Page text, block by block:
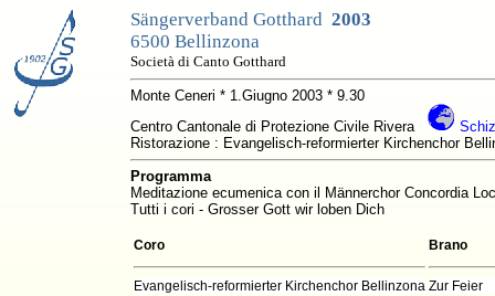
Sängerverband Gotthard 2003
6500 Bellinzona
Società di Canto Gotthard
Monte Ceneri * 1.Giugno 2003 * 9.30
Centro Cantonale di Protezione Civile Rivera
Ristorazione : Evangelisch-reformierter Kirchenchor
Programma
Meditazione ecumenica con il Männerchor Concordia
Tutti i cori - Grosser Gott wir loben Dich
Coro Brano
Evangelisch-reformierter Kirchenchor Bellinzona Zur Feier